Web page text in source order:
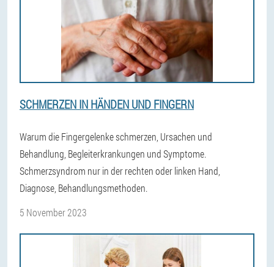
SCHMERZEN IN HÄNDEN UND FINGERN
Warum die Fingergelenke schmerzen, Ursachen und
Behandlung, Begleiterkrankungen und Symptome.
Schmerzsyndrom nur in der rechten oder linken Hand,
Diagnose, Behandlungsmethoden.
5 November 2023